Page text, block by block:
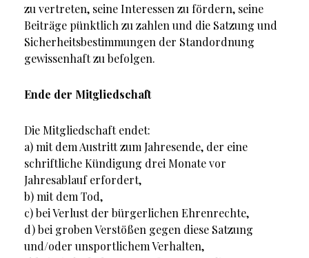
zu vertreten, seine Interessen zu fördern, seine
Beiträge pünktlich zu zahlen und die Satzung und
Sicherheitsbestimmungen der Standordnung
gewissenhaft zu befolgen.
Ende der Mitgliedschaft
Die Mitgliedschaft endet:
a) mit dem Austritt zum Jahresende, der eine
schriftliche Kündigung drei Monate vor
Jahresablauf erfordert,
b) mit dem Tod,
c) bei Verlust der bürgerlichen Ehrenrechte,
d) bei groben Verstößen gegen diese Satzung
und/oder unsportlichem Verhalten,